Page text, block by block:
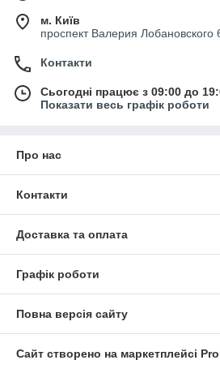
м. Київ
проспект Валерия Лобановского
Контакти
Сьогодні працює з 09:00 до
Показати весь графік роботи
Про нас
Контакти
Доставка та оплата
Графік роботи
Повна версія сайту
Сайт створено на маркетплейсі